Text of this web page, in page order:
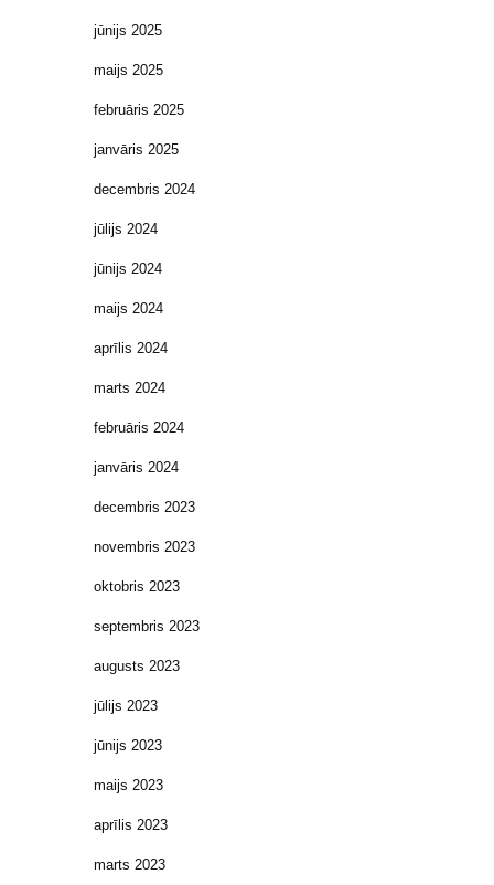
jūnijs 2025
maijs 2025
februāris 2025
janvāris 2025
decembris 2024
jūlijs 2024
jūnijs 2024
maijs 2024
aprīlis 2024
marts 2024
februāris 2024
janvāris 2024
decembris 2023
novembris 2023
oktobris 2023
septembris 2023
augusts 2023
jūlijs 2023
jūnijs 2023
maijs 2023
aprīlis 2023
marts 2023